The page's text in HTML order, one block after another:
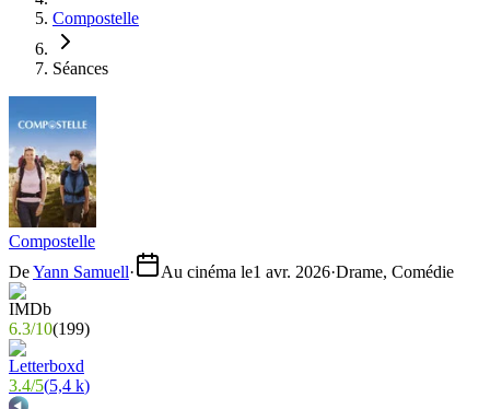
Compostelle
Séances
Compostelle
DeYann Samuell· Au cinéma le1 avr. 2026·Drame, Comédie
6.3/10(199)
3.4/5(5,4 k)